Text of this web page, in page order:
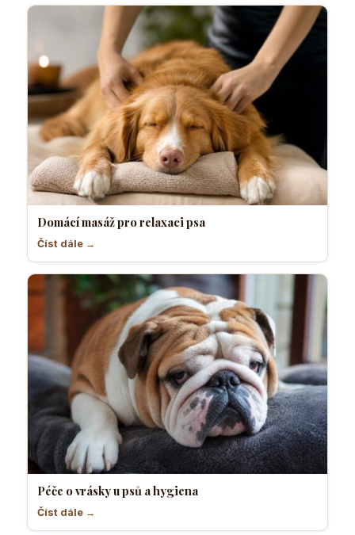
Domácí masáž pro relaxaci psa
Číst dále →
Péče o vrásky u psů a hygiena
Číst dále →